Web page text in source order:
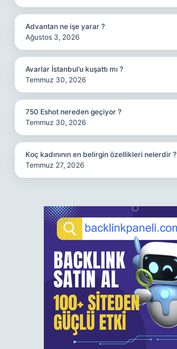
Advantan ne işe yarar ?
Ağustos 3, 2026
Avarlar İstanbul’u kuşattı mı ?
Temmuz 30, 2026
750 Eshot nereden geçiyor ?
Temmuz 30, 2026
Koç kadınının en belirgin özellikleri nelerdir ?
Temmuz 27, 2026